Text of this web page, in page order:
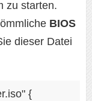
zu starten.
BIOS
dieser Datei
{